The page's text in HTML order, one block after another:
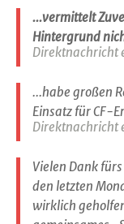
...vermittelt
Hintergrund
Direktnachricht
...habe großen
Einsatz für CF-
Direktnachricht
Vielen Dank fürs
den letzten
wirklich